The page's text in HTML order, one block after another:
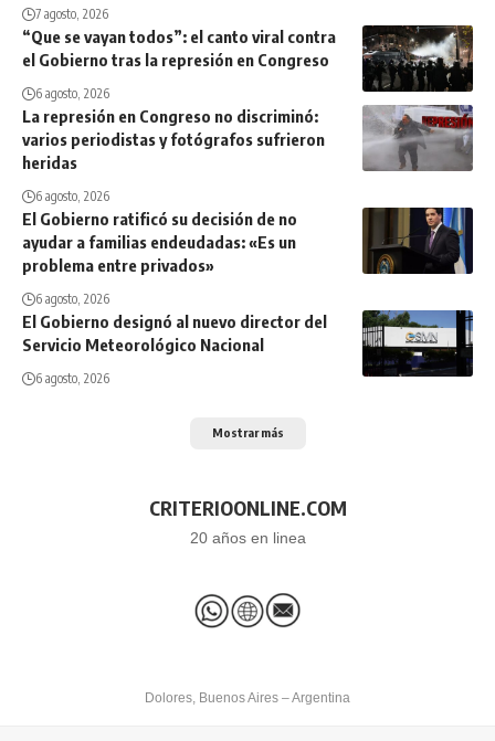
7 agosto, 2026
“Que se vayan todos”: el canto viral contra
el Gobierno tras la represión en Congreso
6 agosto, 2026
La represión en Congreso no discriminó:
varios periodistas y fotógrafos sufrieron
heridas
6 agosto, 2026
El Gobierno ratificó su decisión de no
ayudar a familias endeudadas: «Es un
problema entre privados»
6 agosto, 2026
El Gobierno designó al nuevo director del
Servicio Meteorológico Nacional
6 agosto, 2026
Mostrar más
CRITERIOONLINE.COM
20 años en linea
Dolores, Buenos Aires – Argentina